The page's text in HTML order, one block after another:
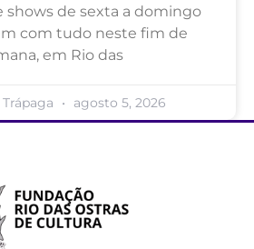
shows de sexta a domingo
com tudo neste fim de
em Rio das
agosto 5, 2026